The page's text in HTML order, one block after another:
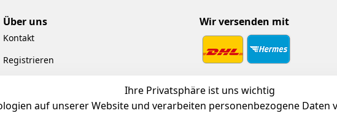
Ihre Privatsphäre ist uns wichtig
auf unserer Website und verarbeiten personenbezogene Daten
Über uns
Kontakt
Registrieren
Pflege & Kundendienst
Wir versenden mit